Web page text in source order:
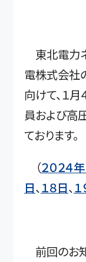
東北電力
電株式会社
向けて、１
員および高
ております。
（２０２４
日、１８日、
前回のお